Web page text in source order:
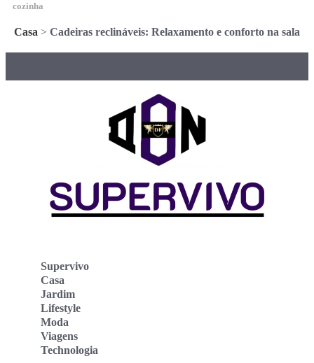
cozinha
Casa > Cadeiras reclináveis: Relaxamento e conforto na sala
Supervivo
Casa
Jardim
Lifestyle
Moda
Viagens
Technologia